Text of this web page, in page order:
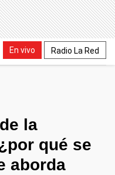
En vivo Radio La Red
la
qué se
aborda